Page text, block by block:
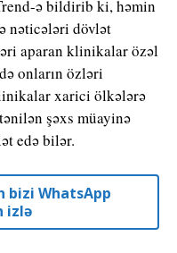
ə bildirib ki, həmin
nəticələri dövlət
aparan klinikalar özəl
onların özləri
xarici ölkələrə
şəxs müayinə
edə bilər.
bizi WhatsApp
izlə